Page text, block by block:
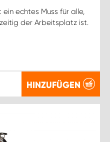
echtes Muss für alle,
der Arbeitsplatz ist.
HINZUFÜGEN